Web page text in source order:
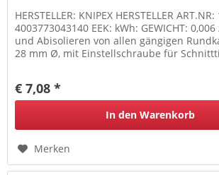
HERSTELLER: KNIPEX HERSTELLER
4003773043140 EEK: kWh: GEWICHT:
und Abisolieren von allen gängigen
28 mm Ø, mit Einstellschraube für
€ 7,08 *
In den Warenkorb
Merken